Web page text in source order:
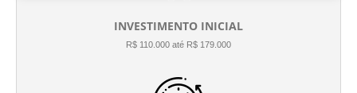
INVESTIMENTO INICIAL
R$ 110.000 até R$ 179.000